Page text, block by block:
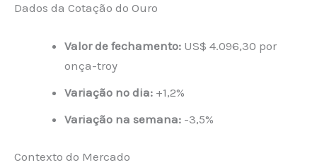
Dados da Cotação do Ouro
Valor de fechamento: US$ 4.096,30 por
onça-troy
Variação no dia: +1,2%
Variação na semana: -3,5%
Contexto do Mercado